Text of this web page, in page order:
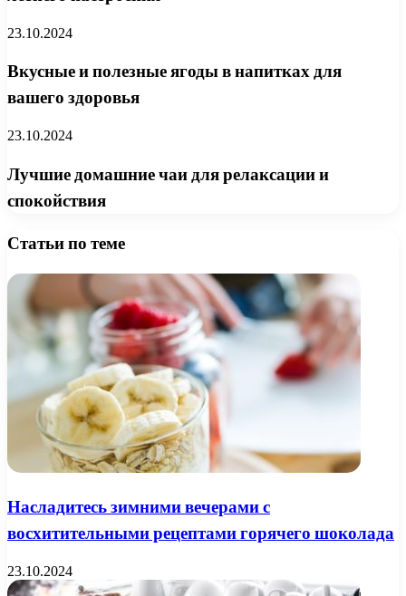
23.10.2024
Вкусные и полезные ягоды в напитках для
вашего здоровья
23.10.2024
Лучшие домашние чаи для релаксации и
спокойствия
Статьи по теме
Насладитесь зимними вечерами с
восхитительными рецептами горячего шоколада
23.10.2024